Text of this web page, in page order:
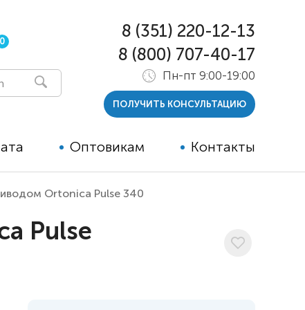
0
Оптовикам Контакты
8 (351) 220-12-13
8 (800) 707-40-17
Пн-пт 9:00-19:00
ПОЛУЧИТЬ КОНСУЛЬТАЦИЮ
Ortonica Pulse 340
Pulse